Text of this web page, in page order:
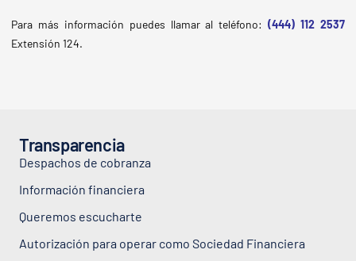
Para más información puedes llamar al teléfono:(444) 112 2537
Extensión 124.
Transparencia
Despachos de cobranza
Información financiera
Queremos escucharte
Autorización para operar como Sociedad Financiera